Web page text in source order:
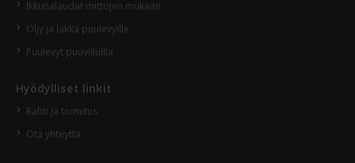
Ikkunalaudat mittojen mukaan
Öljy ja lakka puulevyille
Puulevyt puuviiluilla
Hyödylliset linkit
Rahti ja toimitus
Ota yhteyttä